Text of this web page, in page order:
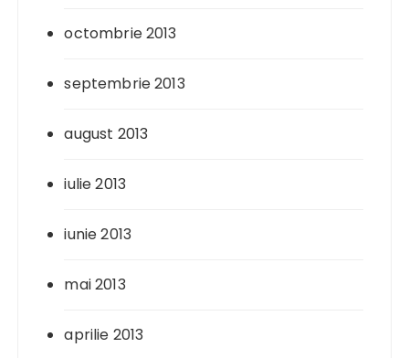
octombrie 2013
septembrie 2013
august 2013
iulie 2013
iunie 2013
mai 2013
aprilie 2013